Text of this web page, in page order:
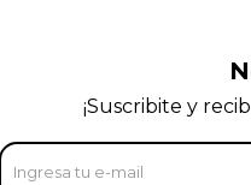
¡Suscribite y